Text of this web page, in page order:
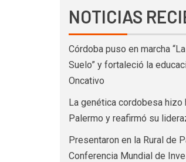
NOTICIAS
Córdoba puso en marcha
Suelo” y fortaleció la
Oncativo
La genética cordobesa hizo
Palermo y reafirmó su
Presentaron en la Rural de
Conferencia Mundial de